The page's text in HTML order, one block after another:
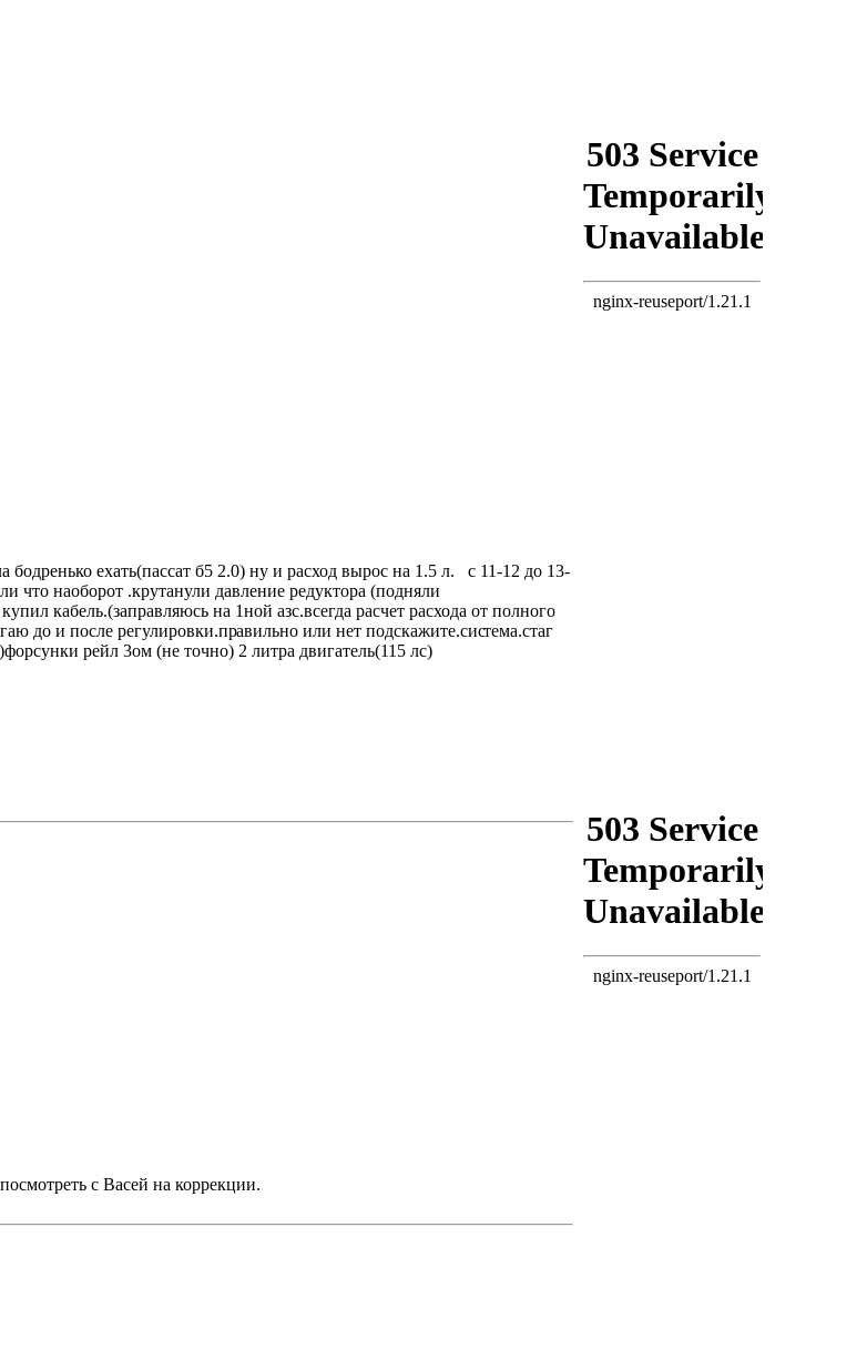
бодренько ехать(пассат б5 2.0) ну и расход вырос на 1.5 л. с 11-12 до 13-
что наоборот .крутанули давление редуктора (подняли
кабель.(заправляюсь на 1ной азс.всегда расчет расхода от полного
до и после регулировки.правильно или нет подскажите.система.стаг
рейл 3ом (не точно) 2 литра двигатель(115 лс)
с Васей на коррекции.